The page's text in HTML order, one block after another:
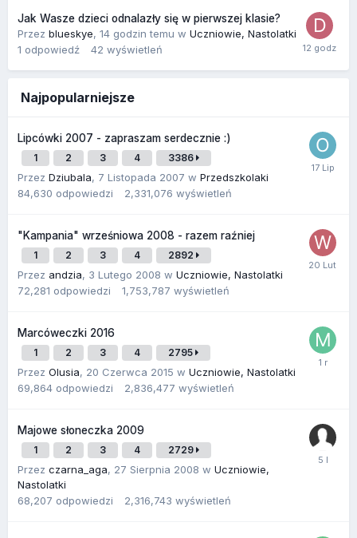
Jak Wasze dzieci odnalazły się w pierwszej klasie?
Przez blueskye, 14 godzin temu w Uczniowie, Nastolatki
1 odpowiedź 42 wyświetleń
Najpopularniejsze
Lipcówki 2007 - zapraszam serdecznie :)
1 2 3 4 3386
Przez Dziubala, 7 Listopada 2007 w Przedszkolaki
84,630 odpowiedzi 2,331,076 wyświetleń
"Kampania" wrześniowa 2008 - razem raźniej
1 2 3 4 2892
Przez andzia, 3 Lutego 2008 w Uczniowie, Nastolatki
72,281 odpowiedzi 1,753,787 wyświetleń
Marcóweczki 2016
1 2 3 4 2795
Przez Olusia, 20 Czerwca 2015 w Uczniowie, Nastolatki
69,864 odpowiedzi 2,836,477 wyświetleń
Majowe słoneczka 2009
1 2 3 4 2729
Przez czarna_aga, 27 Sierpnia 2008 w Uczniowie,
Nastolatki
68,207 odpowiedzi 2,316,743 wyświetleń